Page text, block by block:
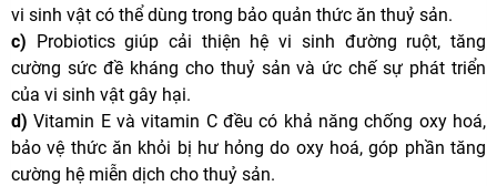
vi sinh vật có thể dùng trong bảo quản thức ăn thuỷ sản.
c) Probiotics giúp cải thiện hệ vi sinh đường ruột, tăng
cường sức đề kháng cho thuỷ sản và ức chế sự phát triển
của vi sinh vật gây hại.
d) Vitamin E và vitamin C đều có khả năng chống oxy hoá,
bảo vệ thức ăn khỏi bị hư hỏng do oxy hoá, góp phần tăng
cường hệ miễn dịch cho thuỷ sản.